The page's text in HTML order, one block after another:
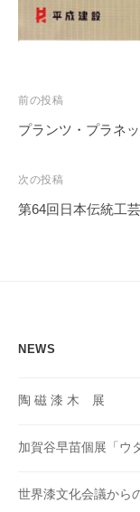
投
稿
ビ
ゲ
前の投稿
プランツ・プラネ
次の投稿
第64回日本伝統工
NEWS
陶 磁 漆 木 展
加賀谷早苗個展「ウ
世界漆文化会議から